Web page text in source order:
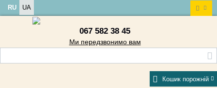
RU UA
067 582 38 45
Ми передзвонимо вам
Кошик порожній